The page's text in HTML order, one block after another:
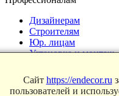
Дизайнерам
Строителям
Юр. лицам
Установка и монтаж
Сайт https://endecor.ru
пользователей и